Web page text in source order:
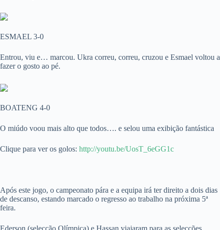
ESMAEL 3-0
Entrou, viu e… marcou. Ukra correu, correu, cruzou e Esmael voltou a
fazer o gosto ao pé.
BOATENG 4-0
O miúdo voou mais alto que todos…. e selou uma exibição fantástica
Clique para ver os golos: http://youtu.be/UosT_6eGG1c
Após este jogo, o campeonato pára e a equipa irá ter direito a dois dias
de descanso, estando marcado o regresso ao trabalho na próxima 5ª
feira.
Ederson (selecção Olímpica) e Hassan viajaram para as selecções